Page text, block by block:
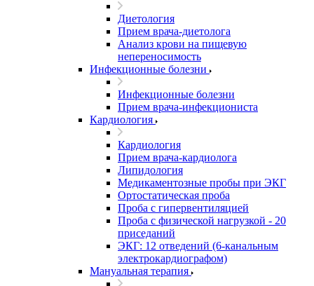
Диетология
Прием врача-диетолога
Анализ крови на пищевую
непереносимость
Инфекционные болезни
Инфекционные болезни
Прием врача-инфекциониста
Кардиология
Кардиология
Прием врача-кардиолога
Липидология
Медикаментозные пробы при ЭКГ
Ортостатическая проба
Проба с гипервентиляцией
Проба с физической нагрузкой - 20
приседаний
ЭКГ: 12 отведений (6-канальным
электрокардиографом)
Мануальная терапия